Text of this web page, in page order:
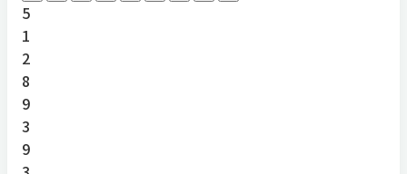
5
1
2
8
9
3
9